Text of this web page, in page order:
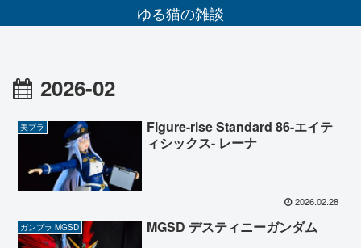
ゆる猫の雑談
2026-02
美プラ
Figure-rise Standard 86-エイテ
ィシックス- レーナ
2026.02.28
ガンプラ MGSD MGSD デスティニーガンダム